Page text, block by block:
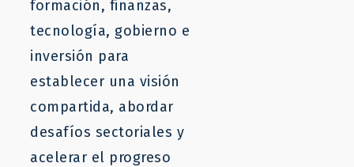
formación, finanzas,
tecnología, gobierno e
inversión para
establecer una visión
compartida, abordar
desafíos sectoriales y
acelerar el progreso